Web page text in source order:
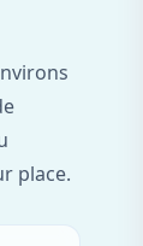
place.